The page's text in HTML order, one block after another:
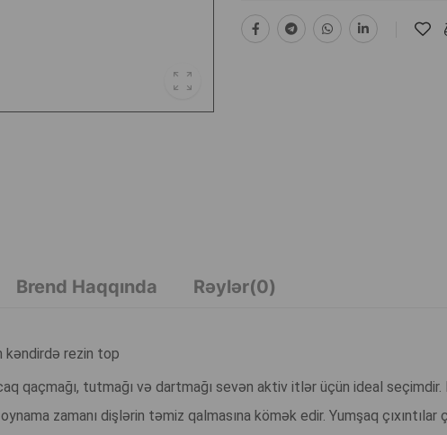
Brend Haqqında Rəylər(0)
kəndirdə rezin top
qaçmağı, tutmağı və dartmağı sevən aktiv itlər üçün ideal
zamanı dişlərin təmiz qalmasına kömək edir. Yumşaq çıxıntılar